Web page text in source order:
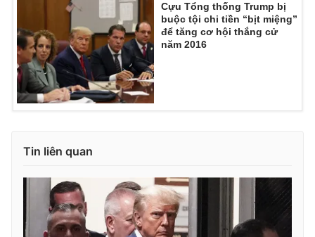
Cựu Tổng thống Trump bị
buộc tội chi tiền “bịt miệng”
để tăng cơ hội thắng cử
năm 2016
Tin liên quan